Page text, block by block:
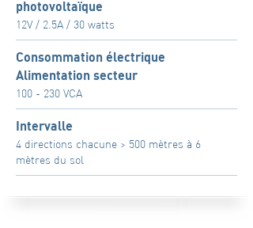
photovoltaïque
12V / 2.5A / 30 watts
Consommation électrique
Alimentation secteur
100 - 230 VCA
Intervalle
4 directions chacune > 500 mètres à 6
mètres du sol